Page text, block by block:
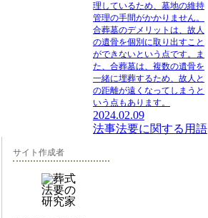
理しているため、墓地の維持
管理の手間がかかりません。
合葬墓のデメリットは、故人
の遺骨を個別に取り出すこと
ができないという点です。ま
た、合葬墓は、複数の遺骨を
一緒に埋葬するため、故人と
の距離が遠くなってしまうと
いう点もあります。
2024.02.09
法事法要に関する用語
サイト作成者